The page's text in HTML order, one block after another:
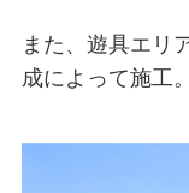
また、遊具エリ
成によって施工。